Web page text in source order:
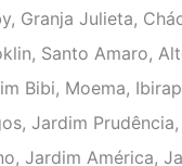
Granja Julieta,
Santo Amaro,
Bibi, Moema,
Jardim
Jardim América,